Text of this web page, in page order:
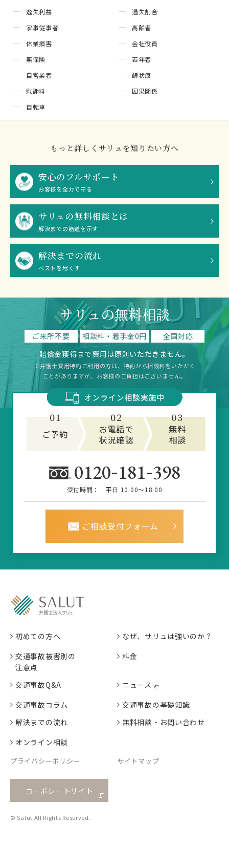
逸失利益
過失割合
家事従事者
高齢者
休業損害
会社役員
無保険
若年者
自営業者
醜状痕
慰謝料
因果関係
自転車
もっと詳しくサリュを知りたい方へ
安心のフルサポート
お客様を全力で守る
サリュの無料相談とは
解決までの筋道を示す
解決までの流れ
ベストを尽くす
サリュの無料相談
ご来所不要 相談料・着手金0円
全国対応
賠償金獲得まで費用は原則いただきません。
※弁護士費用特約ご利用の方は、特約から相談料をいただく
ことがありますが、お客様のご負担はございません。
0120-181-398
受付時間： 平日 10:00～18:00
ご相談受付フォーム
初めての方へ
なぜ、サリュは強いのか？
交通事故被害別の
注意点
料金
交通事故Q&A
ニュース
交通事故コラム
交通事故の基礎知識
解決までの流れ
無料相談・お問い合わせ
オンライン相談
プライバシーポリシー サイトマップ
コーポレートサイト
© Salut All Rights Reserved.